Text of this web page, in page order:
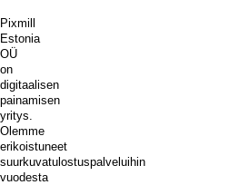
Pixmill
Estonia
OÜ
on
digitaalisen
painamisen
yritys.
Olemme
erikoistuneet
suurkuvatulostuspalveluihin
vuodesta